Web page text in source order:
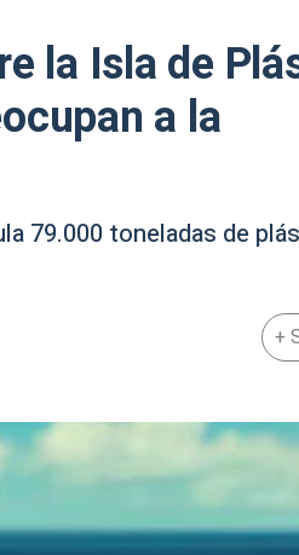
la Isla de
a la
79.000 toneladas de
+